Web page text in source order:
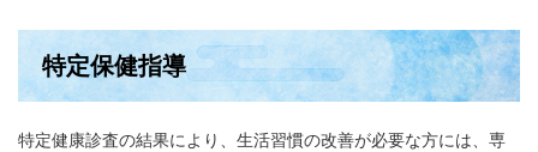
特定保健指導
特定健康診査の結果により、生活習慣の改善が必要な方には、専